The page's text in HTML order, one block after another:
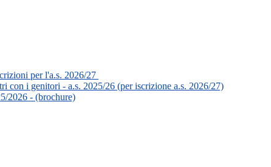
per l'a.s. 2026/27
con i genitori - a.s. 2025/26 (per iscrizione a.s. 2026/27)
2026 - (brochure)